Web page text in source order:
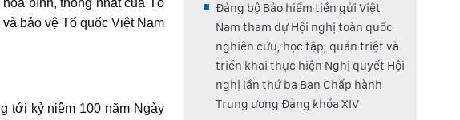
bảo vệ Tổ quốc Việt Nam
tới kỷ niệm 100 năm Ngày
Đảng bộ Bảo hiểm tiền gửi Việt
Nam tham dự Hội nghị toàn quốc
nghiên cứu, học tập, quán triệt và
triển khai thực hiện Nghị quyết Hội
nghị lần thứ ba Ban Chấp hành
Trung ương Đảng khóa XIV